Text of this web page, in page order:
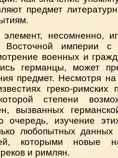
предмет
элемент, несомненно,
Восточной империи
военных и
германцы, может
предмет. Несмотря
греко-
степени
вызванных
изучение
любопытных данных
которыми новые
и римлян.